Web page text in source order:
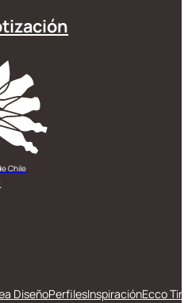
Chile
DiseñoPerfilesInspiraciónEcco